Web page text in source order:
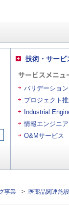
技術・サービ
サービスメニュ
バリデーショ
プロジェクト
Industrial
情報エンジニ
O&Mサービス
事業 > 医薬品関連施設